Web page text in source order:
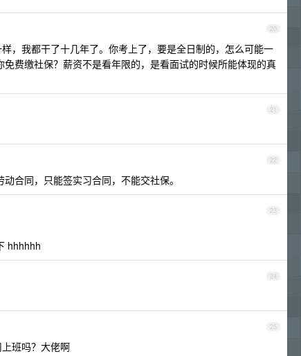
20
，我都干了十几年了。你考上了，要是全日制的，怎么可能一
费缴社保？薪资不是看年限的，是看面试的时候所能体现的真
21
22
合同，只能签实习合同，不能交社保。
23
hhhhhh
24
25
班吗？大佬啊